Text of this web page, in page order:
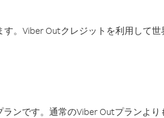
。Viber Outクレジットを利用して
ンです。通常のViber Outプランよ